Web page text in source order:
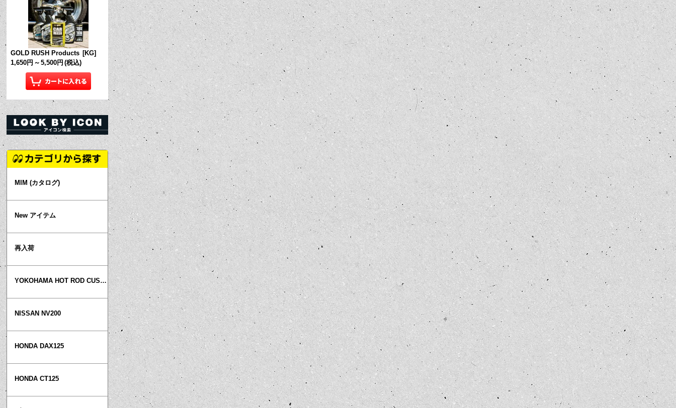
GOLD RUSH Products [KG]
1,650円 ～ 5,500円 (税込)
MIM (カタログ)
New アイテム
再入荷
YOKOHAMA HOT ROD CUSTOM SHOW
NISSAN NV200
HONDA DAX125
HONDA CT125